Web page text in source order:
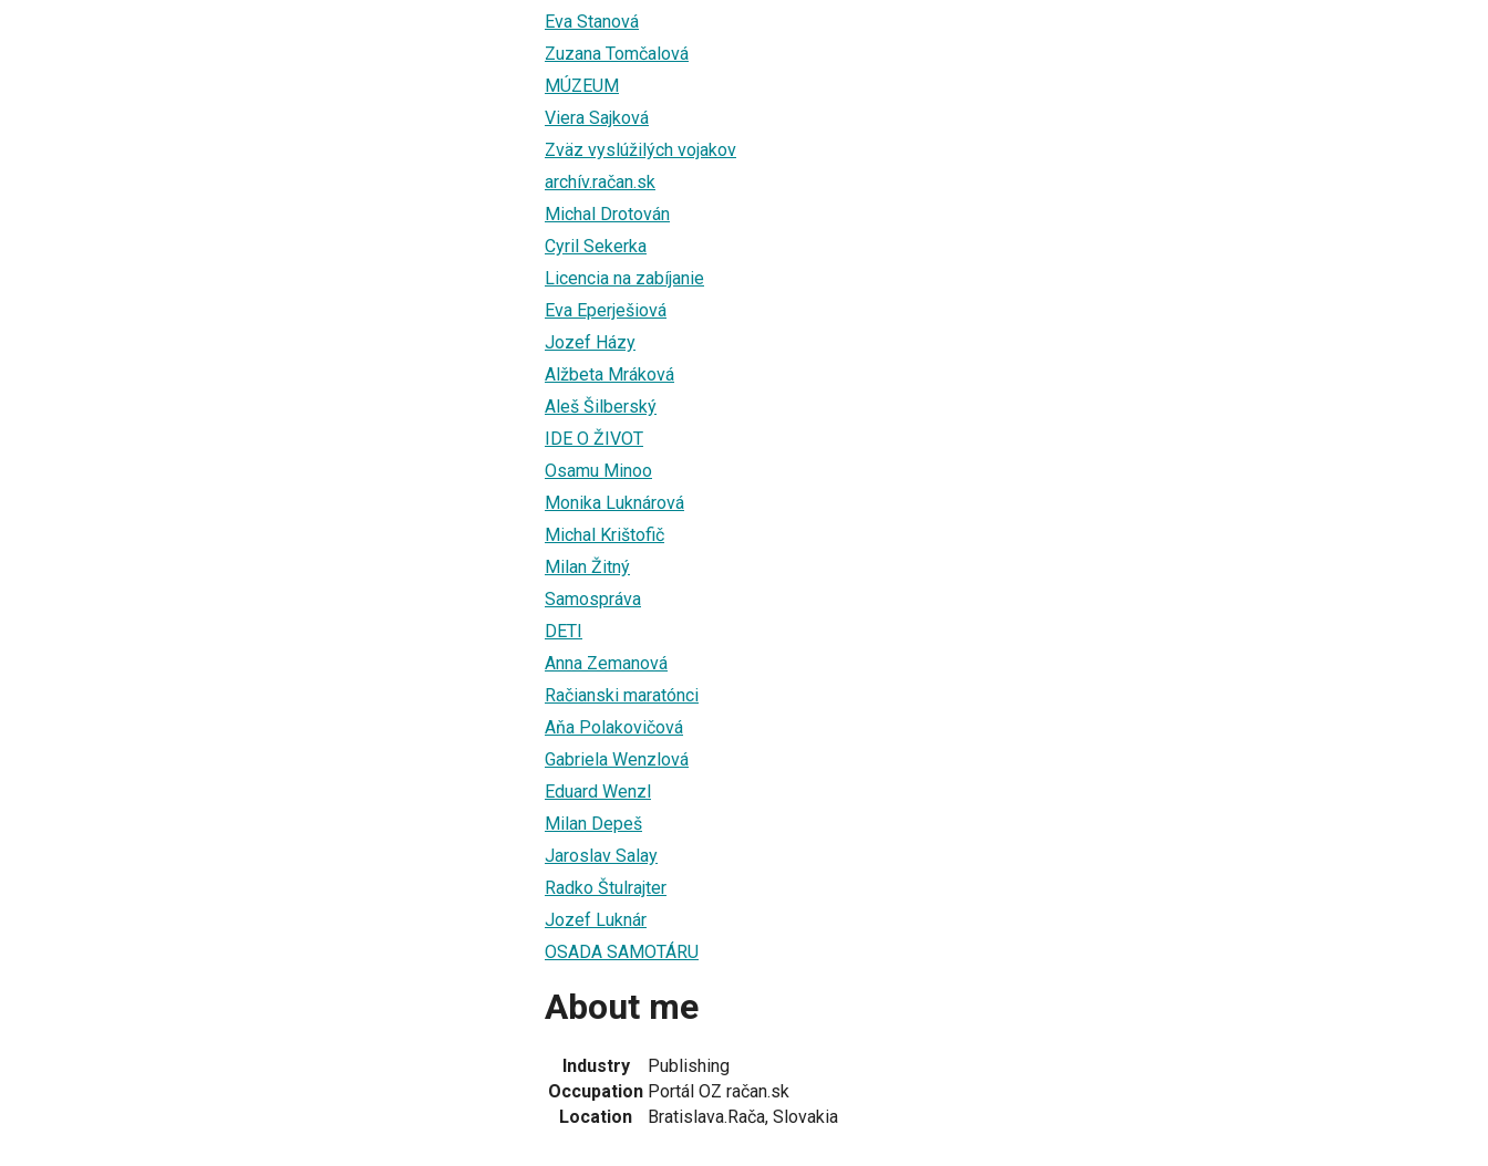
Eva Stanová
Zuzana Tomčalová
MÚZEUM
Viera Sajková
Zväz vyslúžilých vojakov
archív.račan.sk
Michal Drotován
Cyril Sekerka
Licencia na zabíjanie
Eva Eperješiová
Jozef Házy
Alžbeta Mráková
Aleš Šilberský
IDE O ŽIVOT
Osamu Minoo
Monika Luknárová
Michal Krištofič
Milan Žitný
Samospráva
DETI
Anna Zemanová
Račianski maratónci
Aňa Polakovičová
Gabriela Wenzlová
Eduard Wenzl
Milan Depeš
Jaroslav Salay
Radko Štulrajter
Jozef Luknár
OSADA SAMOTÁRU
About me
Industry
Publishing
Occupation Portál OZ račan.sk
Location
Bratislava.Rača, Slovakia